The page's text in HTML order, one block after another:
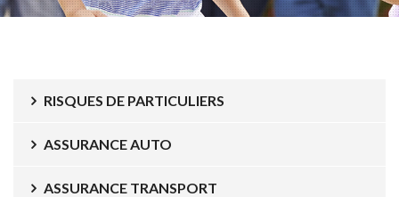
RISQUES DE PARTICULIERS
ASSURANCE AUTO
ASSURANCE TRANSPORT